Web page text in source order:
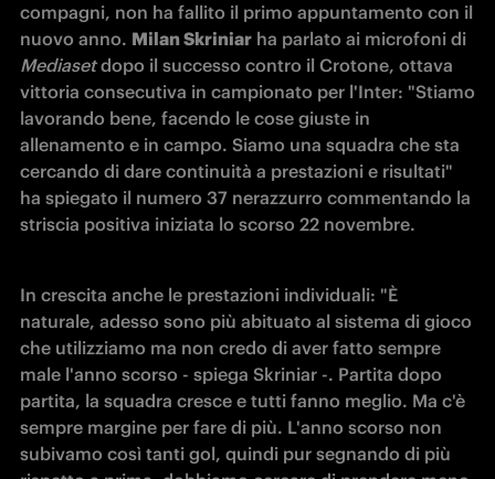
compagni, non ha fallito il primo appuntamento con il
nuovo anno. Milan Skriniar
Mediaset dopo il successo contro il Crotone, ottava
vittoria consecutiva in campionato per l'Inter: "Stiamo
lavorando bene, facendo le cose giuste in
allenamento e in campo. Siamo una squadra che sta
cercando di dare continuità a prestazioni e risultati"
ha spiegato il numero 37 nerazzurro commentando la
striscia positiva iniziata lo scorso 22 novembre.
In crescita anche le prestazioni individuali: "È
naturale, adesso sono più abituato al sistema di gioco
che utilizziamo ma non credo di aver fatto sempre
male l'anno scorso - spiega Skriniar -. Partita dopo
partita, la squadra cresce e tutti fanno meglio. Ma c'è
sempre margine per fare di più. L'anno scorso non
subivamo così tanti gol, quindi pur segnando di più